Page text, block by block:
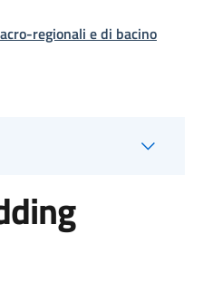
regionali e di bacino